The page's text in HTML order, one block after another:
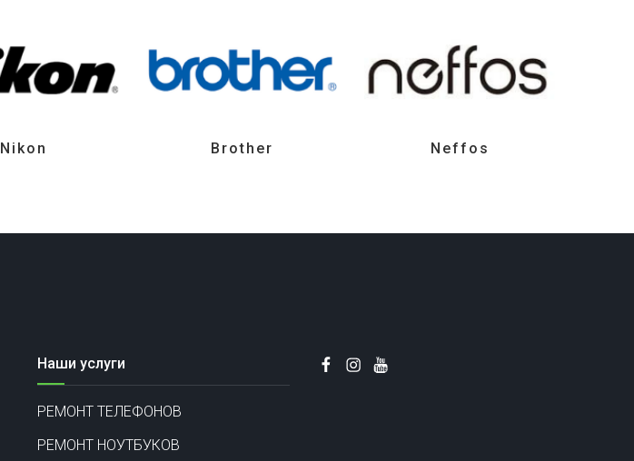
Nikon Brother Neffos
Наши услуги
РЕМОНТ ТЕЛЕФОНОВ
РЕМОНТ НОУТБУКОВ